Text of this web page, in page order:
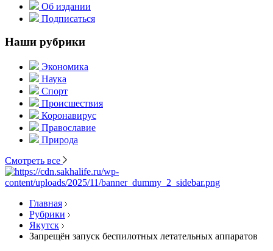
Об издании
Подписаться
Наши рубрики
Экономика
Наука
Спорт
Происшествия
Коронавирус
Православие
Природа
Смотреть все
Главная
Рубрики
Якутск
Запрещён запуск беспилотных летательных аппаратов